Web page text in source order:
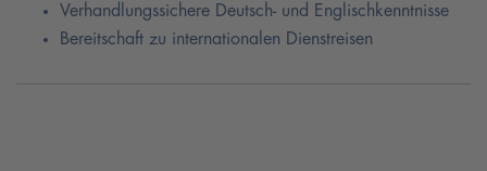
Verhandlungssichere Deutsch- und Englischkenntnisse
Bereitschaft zu internationalen Dienstreisen